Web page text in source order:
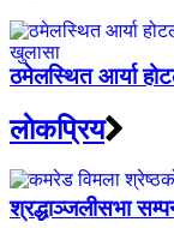
ठमेलस्थित आर्या
लाेकप्रिय
श्रद्धाञ्जलीसभा